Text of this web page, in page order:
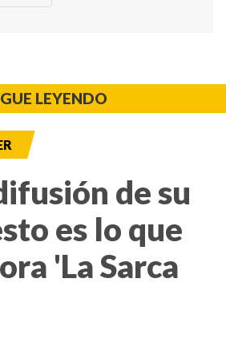
LEYENDO
de su
es lo que
'La Sarca